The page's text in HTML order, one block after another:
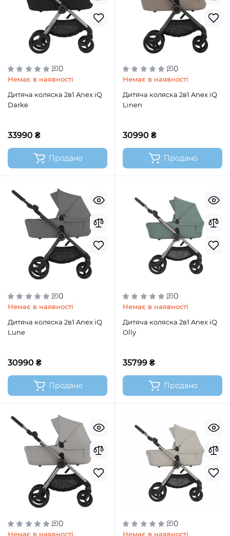
0
Немає в наявності
Дитяча коляска 2в1 Anex iQ
Darke
33990 ₴
Продано
0
Немає в наявності
Дитяча коляска 2в1 Anex iQ
Linen
30990 ₴
Продано
0
Немає в наявності
Дитяча коляска 2в1 Anex iQ
Lune
30990 ₴
Продано
0
Немає в наявності
Дитяча коляска 2в1 Anex iQ
Olly
35799 ₴
Продано
0
Немає в наявності
0
Немає в наявності